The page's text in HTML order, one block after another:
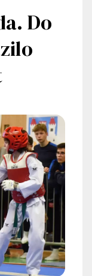
Do